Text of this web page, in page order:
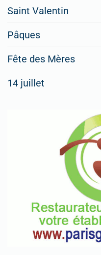
Saint Valentin
Pâques
Fête des Mères
14 juillet